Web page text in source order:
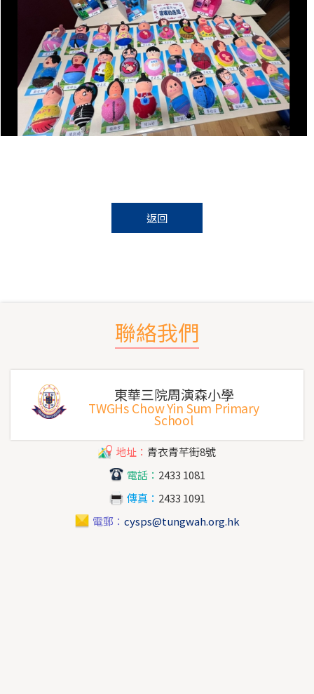
返回
聯絡我們
東華三院周演森小學
TWGHs Chow Yin Sum Primary
School
地址： 青衣青芊街8號
電話： 2433 1081
傳真： 2433 1091
電郵： cysps@tungwah.org.hk